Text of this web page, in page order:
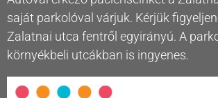
saját parkolóval várjuk. Kérjük
Zalatnai utca fentről egyirányú. A
környékbeli utcákban is ingyenes.